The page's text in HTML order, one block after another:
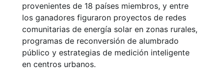
provenientes de 18 países miembros, y entre
los ganadores figuraron proyectos de redes
comunitarias de energía solar en zonas rurales,
programas de reconversión de alumbrado
público y estrategias de medición inteligente
en centros urbanos.